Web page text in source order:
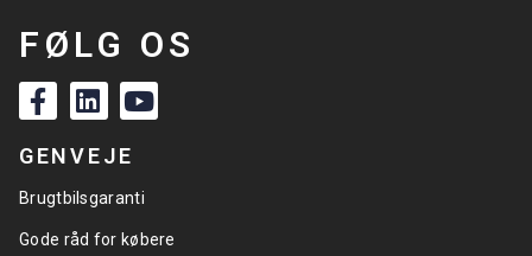
FØLG OS
GENVEJE
Brugtbilsgaranti
Gode råd for købere